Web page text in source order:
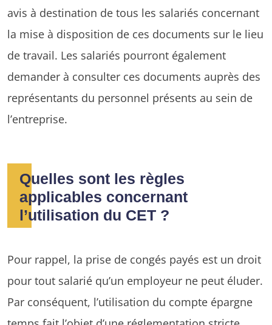
avis à destination de tous les salariés concernant
la mise à disposition de ces documents sur le lieu
de travail. Les salariés pourront également
demander à consulter ces documents auprès des
représentants du personnel présents au sein de
l’entreprise.
Quelles sont les règles
applicables concernant
l’utilisation du CET ?
Pour rappel, la prise de congés payés est un droit
pour tout salarié qu’un employeur ne peut éluder.
Par conséquent, l’utilisation du compte épargne